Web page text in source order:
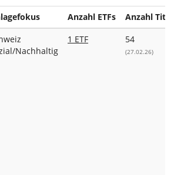
Anzahl ETFs
Anzahl Titel
Nachhaltig
1 ETF 54
(27.02.26)